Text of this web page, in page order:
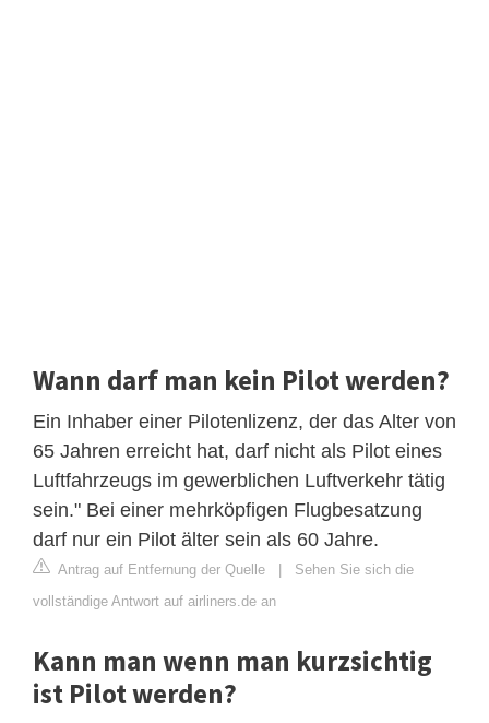
Wann darf man kein Pilot werden?
Ein Inhaber einer Pilotenlizenz, der das Alter von
65 Jahren erreicht hat, darf nicht als Pilot eines
Luftfahrzeugs im gewerblichen Luftverkehr tätig
sein." Bei einer mehrköpfigen Flugbesatzung
darf nur ein Pilot älter sein als 60 Jahre.
Antrag auf Entfernung der Quelle
Sehen Sie sich die
vollständige Antwort auf airliners.de an
Kann man wenn man kurzsichtig
ist Pilot werden?